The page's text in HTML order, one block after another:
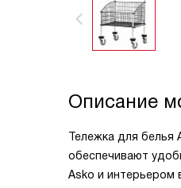
Описание
Тележка для белья
обеспечивают
Asko и интерьером